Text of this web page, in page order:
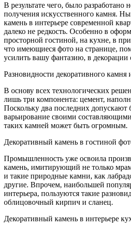
В результате чего, было разработано
получения искусственного камня.
камень в интерьере современной
далеко не редкость. Особенно в
просторной гостиной, на кухне, в
что имеющиеся фото на странице,
усилить вашу фантазию, в
Разновидности декоративного камня
В основу всех технологических
лишь три компонента: цемент,
Поскольку два последних допускают
варьирование своими
таких камней может быть огромным.
Декоративный камень в гостиной
Промышленность уже освоила
камень, имитирующий не только
и такие природные камни, как
другие. Впрочем, наибольшей
интерьера, пользуются такие
облицовочный кирпич и сланец.
Декоративный камень в интерьере